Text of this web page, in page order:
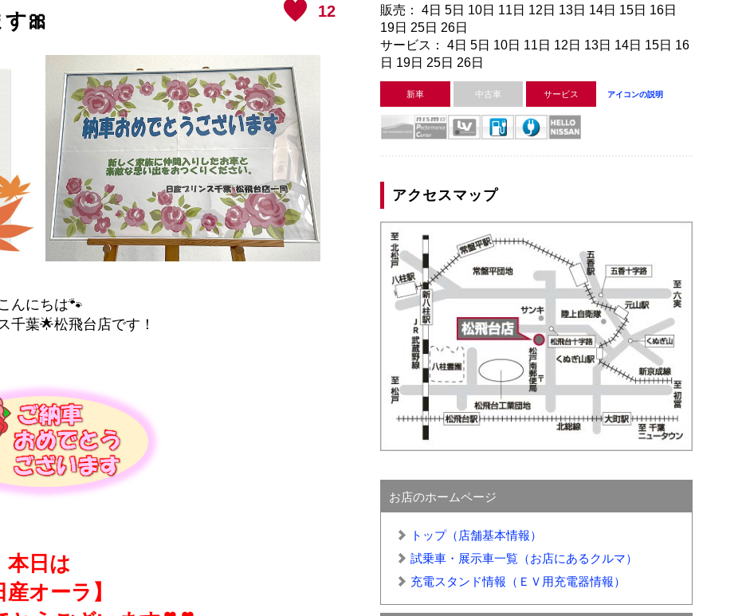
12
🎀
んにちは🐾
千葉🌟松飛台店です！
本日は
産オーラ】
販売： 4日 5日 10日 11日 12日 13日 14日 15日 16日
19日 25日 26日
サービス： 4日 5日 10日 11日 12日 13日 14日 15日 16
日 19日 25日 26日
新車 中古車 サービス アイコンの説明
アクセスマップ
お店のホームページ
トップ（店舗基本情報）
試乗車・展示車一覧（お店にあるクルマ）
充電スタンド情報（ＥＶ用充電器情報）